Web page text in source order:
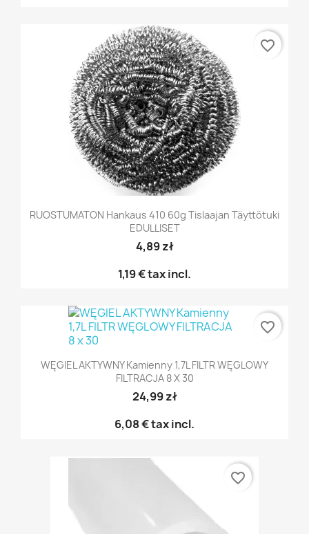
RUOSTUMATON Hankaus 410 60g Tislaajan Täyttötuki
EDULLISET
4,89 zł
1,19 €tax incl.
favorite_border
WĘGIEL AKTYWNY Kamienny 1,7L FILTR WĘGLOWY
FILTRACJA 8 X 30
24,99 zł
6,08 €tax incl.
favorite_border
favorite_border